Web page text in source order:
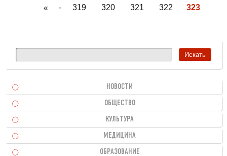
« - 319 320 321 322 323
НОВОСТИ
ОБЩЕСТВО
КУЛЬТУРА
МЕДИЦИНА
ОБРАЗОВАНИЕ